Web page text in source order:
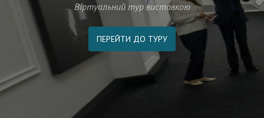
Віртуальний тур виставкою
ПЕРЕЙТИ ДО ТУРУ